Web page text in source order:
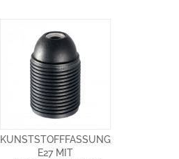
KUNSTSTOFFFASSUNG
E27 MIT